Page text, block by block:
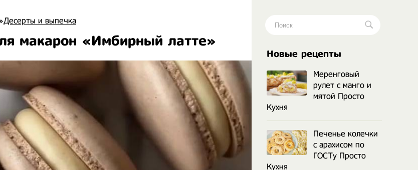
Десерты и выпечка
макарон «Имбирный латте»
Новые рецепты
Меренговый
рулет с манго и
мятой Просто
Кухня
Печенье колечки
с арахисом по
ГОСТу Просто
Кухня